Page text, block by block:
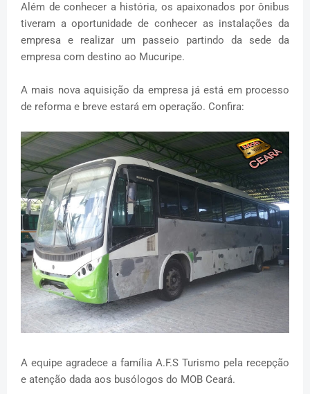
Além de conhecer a história, os apaixonados por ônibus
tiveram a oportunidade de conhecer as instalações da
empresa e realizar um passeio partindo da sede da
empresa com destino ao Mucuripe.
A mais nova aquisição da empresa já está em processo
de reforma e breve estará em operação. Confira:
A equipe agradece a família A.F.S Turismo pela recepção
e atenção dada aos busólogos do MOB Ceará.